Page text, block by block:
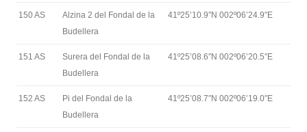
150 AS
Alzina 2 del Fondal de la
Budellera
41º25’10.9″N 002º06’24.9″E
151 AS
Surera del Fondal de la
Budellera
41º25’08.6″N 002º06’20.5″E
152 AS
Pi del Fondal de la
Budellera
41º25’08.7″N 002º06’19.0″E